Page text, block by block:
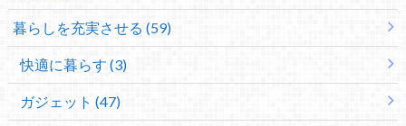
暮らしを充実させる (59)
快適に暮らす (3)
ガジェット (47)